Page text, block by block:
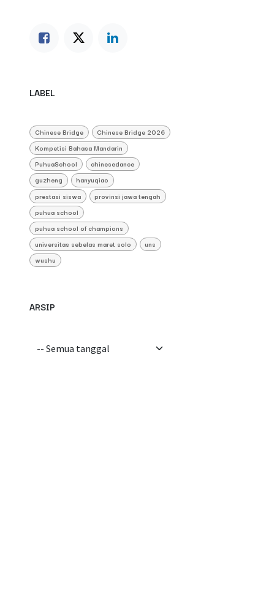
LABEL
Chinese Bridge
Chinese Bridge 2026
Kompetisi Bahasa Mandarin
PuhuaSchool
chinesedance
guzheng
hanyuqiao
prestasi siswa
provinsi jawa tengah
puhua school
puhua school of champions
universitas sebelas maret solo
uns
wushu
ARSIP